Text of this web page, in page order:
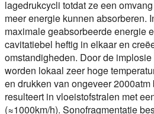
lagedrukcycli totdat ze een
meer energie kunnen absorberen.
maximale geabsorbeerde energie
cavitatiebel heftig in elkaar en
omstandigheden. Door de
worden lokaal zeer hoge
en drukken van ongeveer
resulteert in vloeistofstralen met
(≈1000km/h). Sonofragmentatie